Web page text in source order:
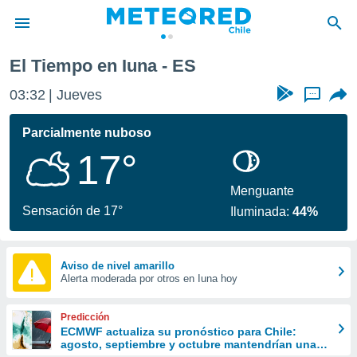
de
por
se
calidad.
a este
las
y
forma
digital
basada
El Tiempo en Iuna - ES
03:32 Jueves ...
Parcialmente nuboso
17°
Sensación de 17°
Menguante
Iluminada:44%
Aviso de nivel amarillo
Alerta moderada por otros en Iuna hoy
Predicción
ECMWF actualiza su pronóstico para Chile:
agosto, septiembre y octubre mantendrían una